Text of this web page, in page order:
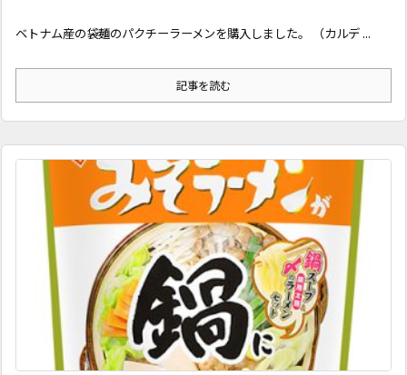
ベトナム産の袋麺のパクチーラーメンを購入しました。 （カルデ ...
記事を読む